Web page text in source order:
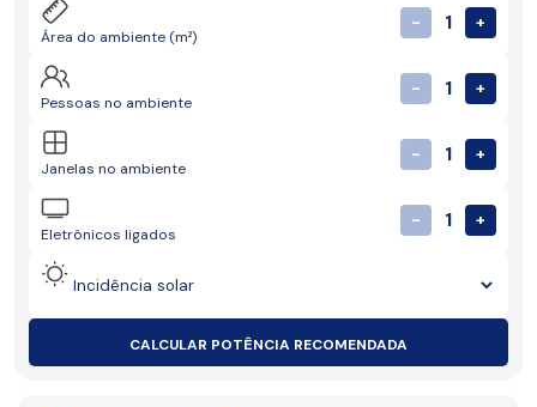
Área do ambiente (m²)
- 1 +
Pessoas no ambiente
- 1 +
Janelas no ambiente
- 1 +
Eletrônicos ligados
- 1 +
CALCULAR POTÊNCIA RECOMENDADA